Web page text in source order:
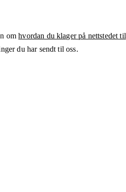
omhvordan du klager på nettstedet til
du har sendt til oss.